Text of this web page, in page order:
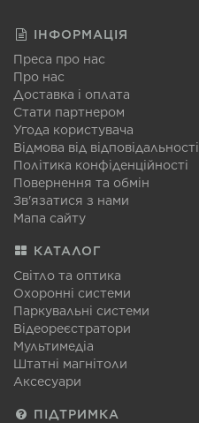
ІНФОРМАЦІЯ
Преса про нас
Про нас
Доставка і оплата
Стати партнером
Угода користувача
Відмова від відповідальності
Політика конфіденційності
Повернення та обмін
Зв'язатися з нами
Мапа сайту
КАТАЛОГ
Світло та оптика
Охоронні системи
Паркувальні системи
Відеореєстратори
Мультимедіа
Штатні магнітоли
Аксесуари
ПІДТРИМКА